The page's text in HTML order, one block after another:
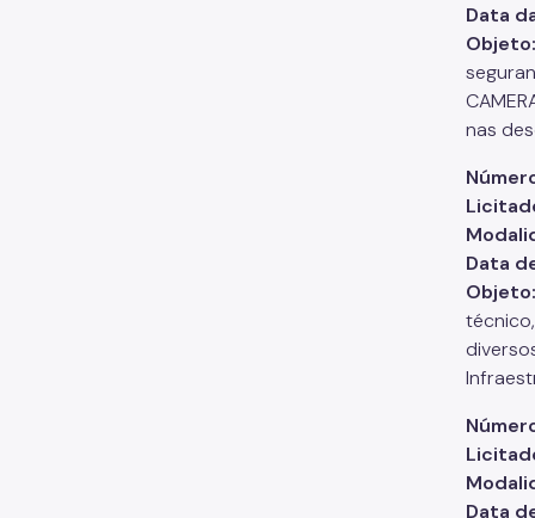
Data
Objeto:
nas
Data
Objeto:
Data